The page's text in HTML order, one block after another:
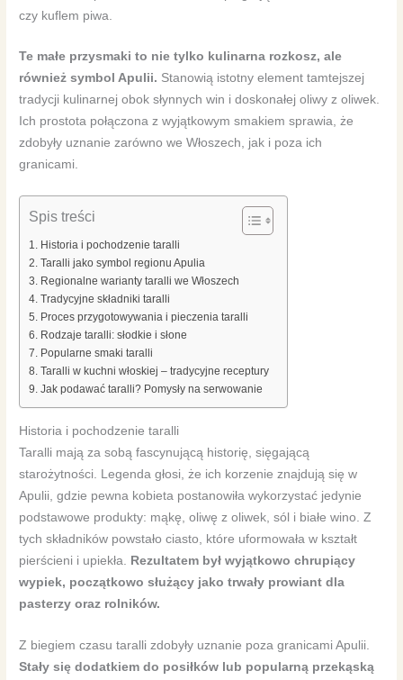
czy kuflem piwa.
Te małe przysmaki to nie tylko kulinarna rozkosz, ale
również symbol Apulii. Stanowią istotny element tamtejszej
tradycji kulinarnej obok słynnych win i doskonałej oliwy z oliwek.
Ich prostota połączona z wyjątkowym smakiem sprawia, że
zdobyły uznanie zarówno we Włoszech, jak i poza ich
granicami.
Spis treści
Historia i pochodzenie taralli
Taralli jako symbol regionu Apulia
Regionalne warianty taralli we Włoszech
Tradycyjne składniki taralli
Proces przygotowywania i pieczenia taralli
Rodzaje taralli: słodkie i słone
Popularne smaki taralli
Taralli w kuchni włoskiej – tradycyjne receptury
Jak podawać taralli? Pomysły na serwowanie
Historia i pochodzenie taralli
Taralli mają za sobą fascynującą historię, sięgającą
starożytności. Legenda głosi, że ich korzenie znajdują się w
Apulii, gdzie pewna kobieta postanowiła wykorzystać jedynie
podstawowe produkty: mąkę, oliwę z oliwek, sól i białe wino. Z
tych składników powstało ciasto, które uformowała w kształt
pierścieni i upiekła. Rezultatem był wyjątkowo chrupiący
wypiek, początkowo służący jako trwały prowiant dla
pasterzy oraz rolników.
Z biegiem czasu taralli zdobyły uznanie poza granicami Apulii.
Stały się dodatkiem do posiłków lub popularną przekąską